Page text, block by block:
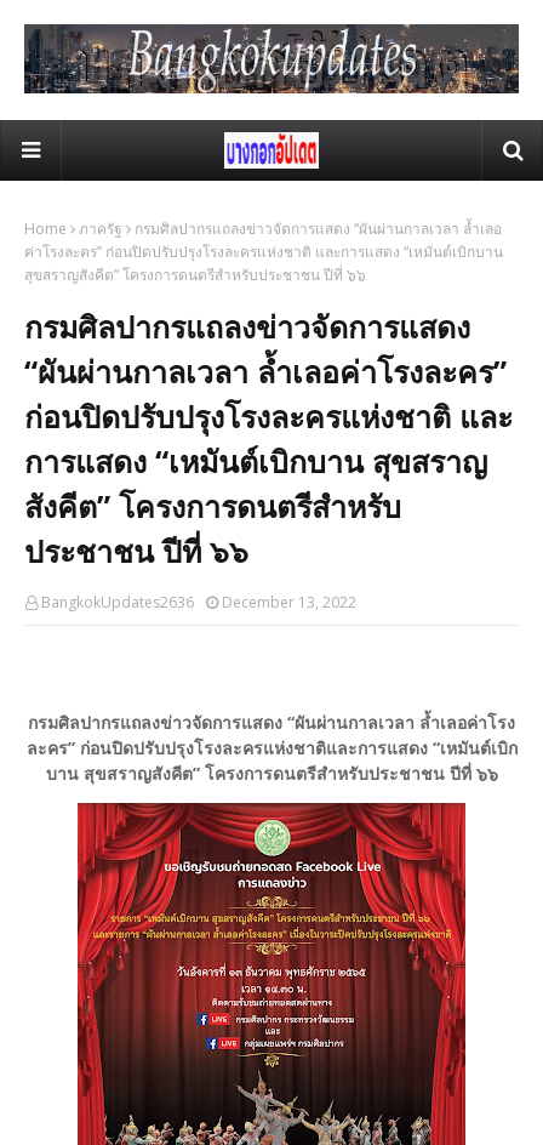
Home ภาครัฐ
กรมศิลปากรแถลงข่าวจัดการแสดง “ผันผ่านกาลเวลา ล้ำเลอ
ค่าโรงละคร” ก่อนปิดปรับปรุงโรงละครแห่งชาติ และการแสดง “เหมันต์เบิกบาน
สุขสราญสังคีต” โครงการดนตรีสำหรับประชาชน ปีที่ ๖๖
กรมศิลปากรแถลงข่าวจัดการแสดง
“ผันผ่านกาลเวลา ล้ำเลอค่าโรงละคร”
ก่อนปิดปรับปรุงโรงละครแห่งชาติ และ
การแสดง “เหมันต์เบิกบาน สุขสราญ
สังคีต” โครงการดนตรีสำหรับ
ประชาชน ปีที่ ๖๖
BangkokUpdates2636 December 13, 2022
กรมศิลปากรแถลงข่าวจัดการแสดง “ผันผ่านกาลเวลา ล้ำเลอค่าโรง
ละคร” ก่อนปิดปรับปรุงโรงละครแห่งชาติและการแสดง “เหมันต์เบิก
บาน สุขสราญสังคีต” โครงการดนตรีสำหรับประชาชน ปีที่ ๖๖